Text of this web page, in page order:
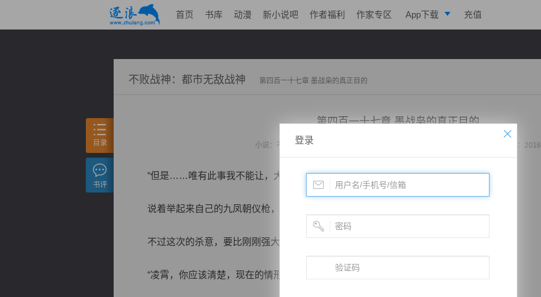
首页 书库 动漫 新小说吧 作者福利 作家专区 App下载 充值
不败战神：都市无敌战神 第四百一十七章 墨战枭的真正目的
第四百一十七章 墨战枭的真正目的
小说： 不败战神：都市无敌战神 更新时间：2020-02-16 23:40 字数：2016
“但是……唯有此事我不能让，大哥的仇我不会假手他人。”
说着举起来自己的九凤朝仪枪，枪尖的寒光闪耀，指着凌霄透着丝丝的杀意。
不过这次的杀意，要比刚刚强大也纯粹的多。
“凌霄，你应该清楚，现在的情形退去的人应该是我应该是你！”
目录
书评
登录